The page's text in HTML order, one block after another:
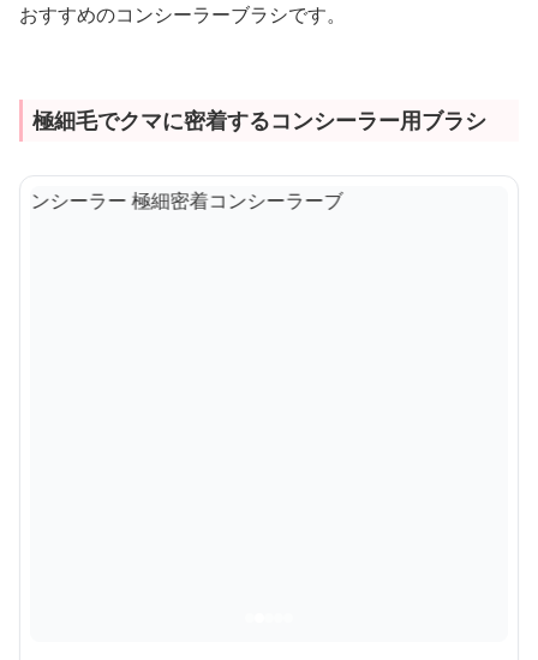
おすすめのコンシーラーブラシです。
極細毛でクマに密着するコンシーラー用ブラシ